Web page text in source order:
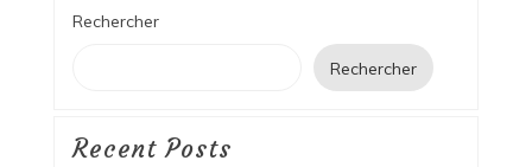
Rechercher
Rechercher
Recent Posts